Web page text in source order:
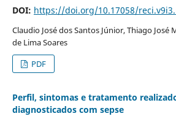
DOI: https://doi.org/10.17058/
Claudio José dos Santos Júnior, Thiago José
de Lima Soares
PDF
Perfil, sintomas e tratamento
diagnosticados com sepse